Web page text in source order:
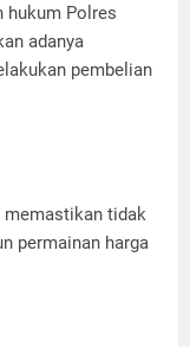
hukum Polres
adanya
pembelian
memastikan tidak
permainan harga